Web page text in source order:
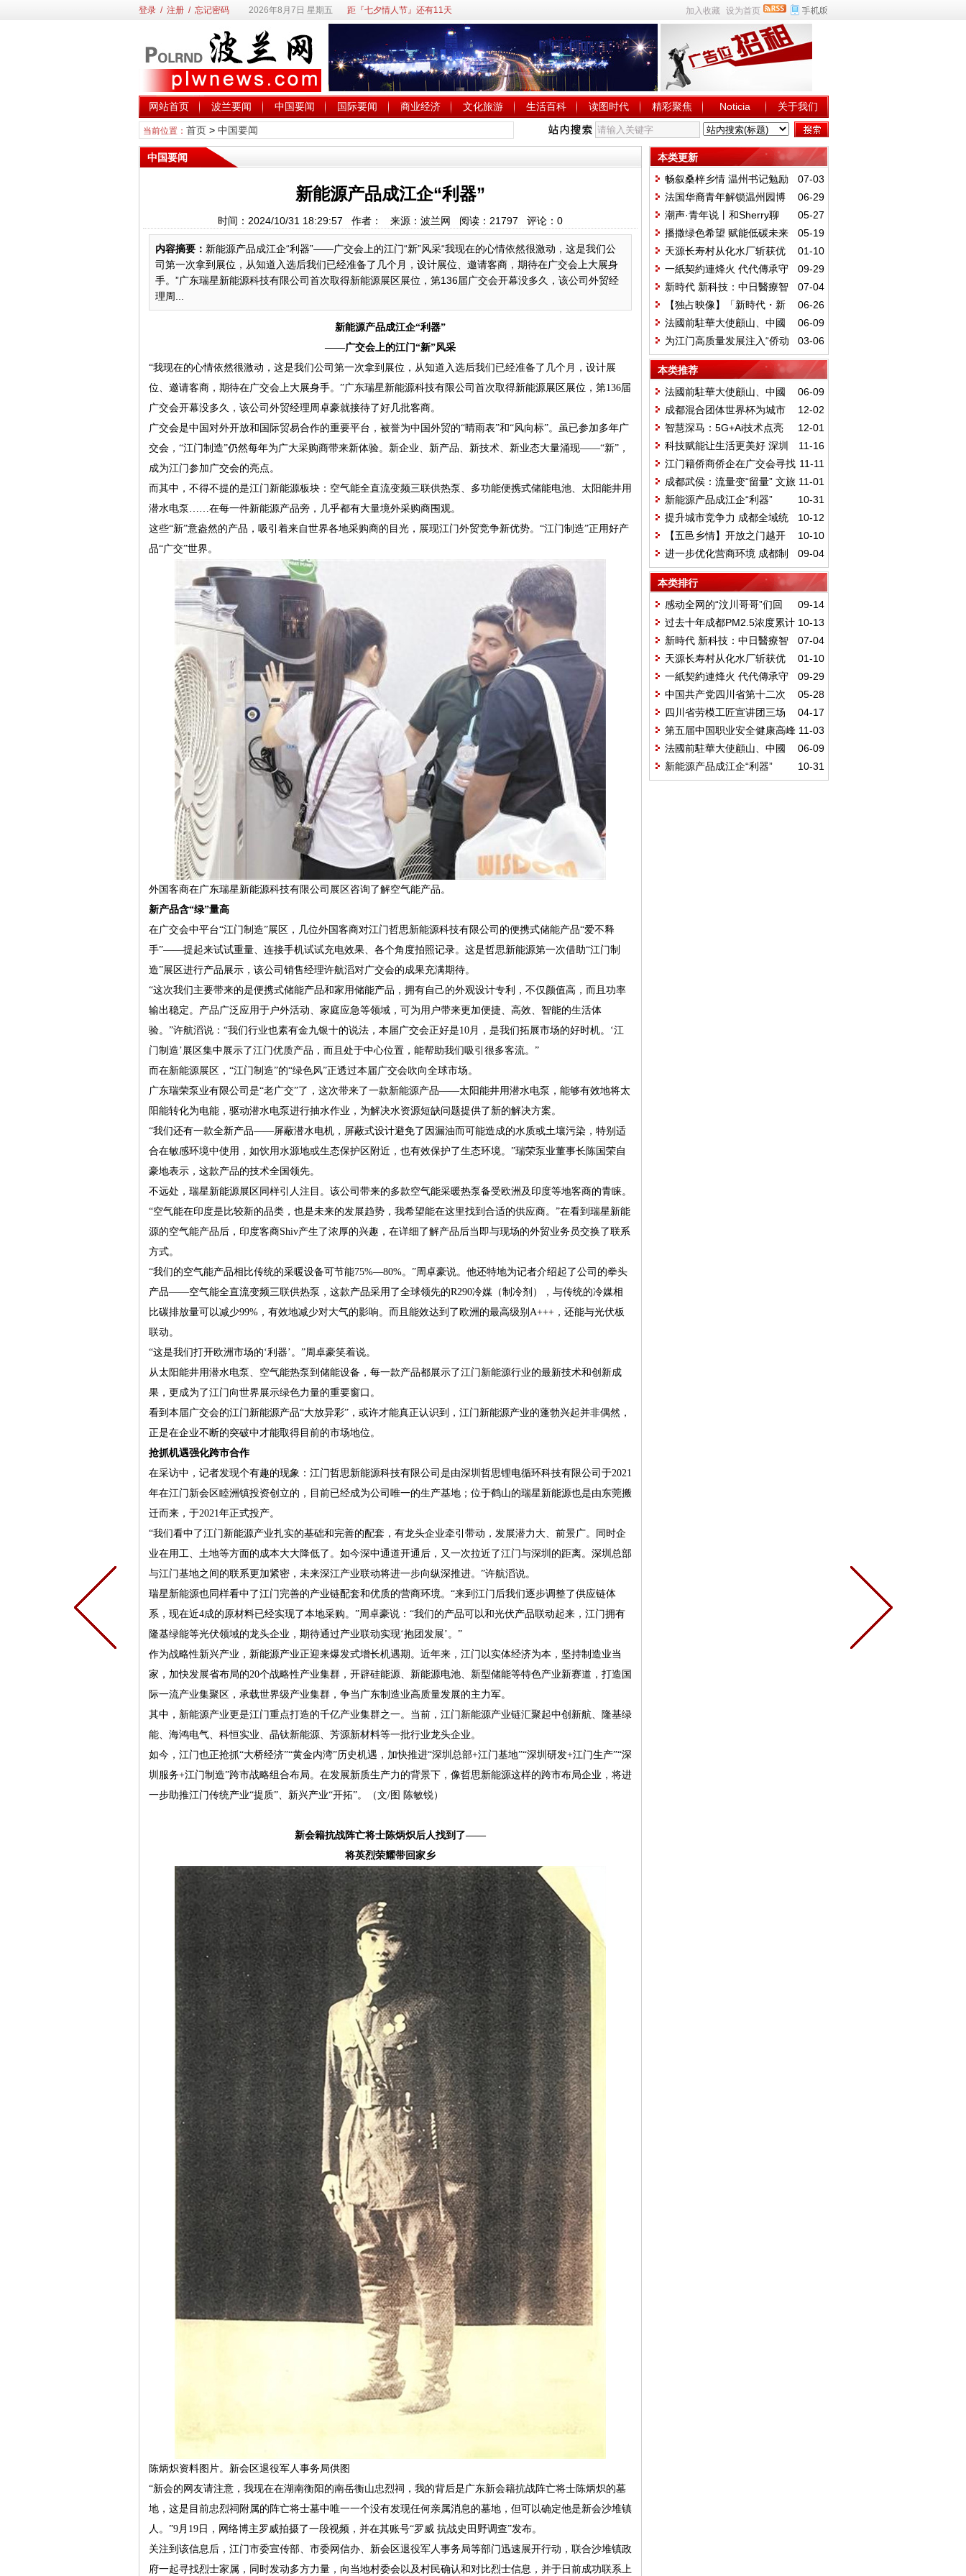
登录/ 注册/ 忘记密码 2026年8月7日 星期五 距『七夕情人节』还有11天 加入收藏 设为首页
网站首页 波兰要闻 中国要闻 国际要闻 商业经济 文化旅游 生活百科 读图时代 精彩聚焦 Noticia 关于我们
当前位置： 首页> 中国要闻
中国要闻
新能源产品成江企“利器”
时间：2024/10/31 18:29:57 作者： 来源：波兰网 阅读： 21797 评论： 0
内容摘要： 新能源产品成江企“利器”——广交会上的江门“新”风采“我现在的心情依然很激动，这是我们公
司第一次拿到展位，从知道入选后我们已经准备了几个月，设计展位、邀请客商，期待在广交会上大展身
手。”广东瑞星新能源科技有限公司首次取得新能源展区展位，第136届广交会开幕没多久，该公司外贸经
理周...
新能源产品成江企“利器”
——广交会上的江门“新”风采
“我现在的心情依然很激动，这是我们公司第一次拿到展位，从知道入选后我们已经准备了几个月，设计展
位、邀请客商，期待在广交会上大展身手。”广东瑞星新能源科技有限公司首次取得新能源展区展位，第136届
广交会开幕没多久，该公司外贸经理周卓豪就接待了好几批客商。
广交会是中国对外开放和国际贸易合作的重要平台，被誉为中国外贸的“晴雨表”和“风向标”。虽已参加多年广
交会，“江门制造”仍然每年为广大采购商带来新体验。新企业、新产品、新技术、新业态大量涌现——“新”，
成为江门参加广交会的亮点。
而其中，不得不提的是江门新能源板块：空气能全直流变频三联供热泵、多功能便携式储能电池、太阳能井用
潜水电泵……在每一件新能源产品旁，几乎都有大量境外采购商围观。
这些“新”意盎然的产品，吸引着来自世界各地采购商的目光，展现江门外贸竞争新优势。“江门制造”正用好产
品“广交”世界。
外国客商在广东瑞星新能源科技有限公司展区咨询了解空气能产品。
新产品含“绿”量高
在广交会中平台“江门制造”展区，几位外国客商对江门哲思新能源科技有限公司的便携式储能产品“爱不释
手”——提起来试试重量、连接手机试试充电效果、各个角度拍照记录。这是哲思新能源第一次借助“江门制
造”展区进行产品展示，该公司销售经理许航滔对广交会的成果充满期待。
“这次我们主要带来的是便携式储能产品和家用储能产品，拥有自己的外观设计专利，不仅颜值高，而且功率
输出稳定。产品广泛应用于户外活动、家庭应急等领域，可为用户带来更加便捷、高效、智能的生活体
验。”许航滔说：“我们行业也素有金九银十的说法，本届广交会正好是10月，是我们拓展市场的好时机。‘江
门制造’展区集中展示了江门优质产品，而且处于中心位置，能帮助我们吸引很多客流。”
而在新能源展区，“江门制造”的“绿色风”正透过本届广交会吹向全球市场。
广东瑞荣泵业有限公司是“老广交”了，这次带来了一款新能源产品——太阳能井用潜水电泵，能够有效地将太
阳能转化为电能，驱动潜水电泵进行抽水作业，为解决水资源短缺问题提供了新的解决方案。
“我们还有一款全新产品——屏蔽潜水电机，屏蔽式设计避免了因漏油而可能造成的水质或土壤污染，特别适
合在敏感环境中使用，如饮用水源地或生态保护区附近，也有效保护了生态环境。”瑞荣泵业董事长陈国荣自
豪地表示，这款产品的技术全国领先。
不远处，瑞星新能源展区同样引人注目。该公司带来的多款空气能采暖热泵备受欧洲及印度等地客商的青睐。
“空气能在印度是比较新的品类，也是未来的发展趋势，我希望能在这里找到合适的供应商。”在看到瑞星新能
源的空气能产品后，印度客商Shiv产生了浓厚的兴趣，在详细了解产品后当即与现场的外贸业务员交换了联系
方式。
“我们的空气能产品相比传统的采暖设备可节能75%—80%。”周卓豪说。他还特地为记者介绍起了公司的拳头
产品——空气能全直流变频三联供热泵，这款产品采用了全球领先的R290冷媒（制冷剂），与传统的冷媒相
比碳排放量可以减少99%，有效地减少对大气的影响。而且能效达到了欧洲的最高级别A+++，还能与光伏板
联动。
“这是我们打开欧洲市场的‘利器’。”周卓豪笑着说。
从太阳能井用潜水电泵、空气能热泵到储能设备，每一款产品都展示了江门新能源行业的最新技术和创新成
果，更成为了江门向世界展示绿色力量的重要窗口。
看到本届广交会的江门新能源产品“大放异彩”，或许才能真正认识到，江门新能源产业的蓬勃兴起并非偶然，
正是在企业不断的突破中才能取得目前的市场地位。
抢抓机遇强化跨市合作
在采访中，记者发现个有趣的现象：江门哲思新能源科技有限公司是由深圳哲思锂电循环科技有限公司于2021
年在江门新会区睦洲镇投资创立的，目前已经成为公司唯一的生产基地；位于鹤山的瑞星新能源也是由东莞搬
迁而来，于2021年正式投产。
“我们看中了江门新能源产业扎实的基础和完善的配套，有龙头企业牵引带动，发展潜力大、前景广。同时企
业在用工、土地等方面的成本大大降低了。如今深中通道开通后，又一次拉近了江门与深圳的距离。深圳总部
与江门基地之间的联系更加紧密，未来深江产业联动将进一步向纵深推进。”许航滔说。
瑞星新能源也同样看中了江门完善的产业链配套和优质的营商环境。“来到江门后我们逐步调整了供应链体
系，现在近4成的原材料已经实现了本地采购。”周卓豪说：“我们的产品可以和光伏产品联动起来，江门拥有
隆基绿能等光伏领域的龙头企业，期待通过产业联动实现‘抱团发展’。”
作为战略性新兴产业，新能源产业正迎来爆发式增长机遇期。近年来，江门以实体经济为本，坚持制造业当
家，加快发展省布局的20个战略性产业集群，开辟硅能源、新能源电池、新型储能等特色产业新赛道，打造国
际一流产业集聚区，承载世界级产业集群，争当广东制造业高质量发展的主力军。
其中，新能源产业更是江门重点打造的千亿产业集群之一。当前，江门新能源产业链汇聚起中创新航、隆基绿
能、海鸿电气、科恒实业、晶钛新能源、芳源新材料等一批行业龙头企业。
如今，江门也正抢抓“大桥经济”“黄金内湾”历史机遇，加快推进“深圳总部+江门基地”“深圳研发+江门生产”“深
圳服务+江门制造”跨市战略组合布局。在发展新质生产力的背景下，像哲思新能源这样的跨市布局企业，将进
一步助推江门传统产业“提质”、新兴产业“开拓”。（文/图 陈敏锐）
新会籍抗战阵亡将士陈炳炽后人找到了——
将英烈荣耀带回家乡
陈炳炽资料图片。新会区退役军人事务局供图
“新会的网友请注意，我现在在湖南衡阳的南岳衡山忠烈祠，我的背后是广东新会籍抗战阵亡将士陈炳炽的墓
地，这是目前忠烈祠附属的阵亡将士墓中唯一一个没有发现任何亲属消息的墓地，但可以确定他是新会沙堆镇
人。”9月19日，网络博主罗威拍摄了一段视频，并在其账号“罗威 抗战史田野调查”发布。
关注到该信息后，江门市委宣传部、市委网信办、新会区退役军人事务局等部门迅速展开行动，联合沙堆镇政
府一起寻找烈士家属，同时发动多方力量，向当地村委会以及村民确认和对比烈士信息，并于日前成功联系上
本类更新
07-03
畅叙桑梓乡情 温州书记勉励
侨青共建“世界的温州”
06-29
法国华裔青年解锁温州园博
园，把家乡美景打包带回法国朋友
圈
05-27
潮声·青年说丨和Sherry聊
聊“成为中国人”
05-19
播撒绿色希望 赋能低碳未来
华电新能盐源公司开展绿色能源科
普研学活动
01-10
天源长寿村从化水厂斩获优
质矿泉水采矿权
09-29
一紙契約連烽火 代代傳承守
僑心
07-04
新時代 新科技：中日醫療智
領康複康養西安論壇成功舉行
06-26
【独占映像】「新時代・新
技術：日中医療智能技術によるリ
ハJn14;リテ一ション&ウエルネス
革新西安フォーラム」が盛大に開
幕
06-09
法國前駐華大使顧山、中國
前駐法國大使趙進軍一行在波龍堡
酒莊與中國藝術家徐裏深入交流
03-06
为江门高质量发展注入“侨动
力”
本类推荐
06-09
法國前駐華大使顧山、中國
前駐法國大使趙進軍一行在波龍堡
酒莊與中國藝術家徐裏深入交流
12-02
成都混合团体世界杯为城市
带来新活力
12-01
智慧深马：5G+Ai技术点亮
2024深圳马拉松
11-16
科技赋能让生活更美好 深圳
低空经济应用焕发生机
11-11
江门籍侨商侨企在广交会寻找
更多合作商机
11-01
成都武侯：流量变“留量” 文旅
融合激发新活力
10-31
新能源产品成江企“利器”
10-12
提升城市竞争力 成都全域统
筹“三中心一基地”核心功能空间布局
10-10
【五邑乡情】开放之门越开
越大 侨都窗口越“侨”越美
09-04
进一步优化营商环境 成都制
定惠企政策全生命周期管理办法
本类排行
09-14
感动全网的“汶川哥哥”们回
家：这是我们应该做的
10-13
过去十年成都PM2.5浓度累计
下降58个百分点
07-04
新時代 新科技：中日醫療智
領康複康養西安論壇成功舉行
01-10
天源长寿村从化水厂斩获优
质矿泉水采矿权
09-29
一紙契約連烽火 代代傳承守
僑心
05-28
中国共产党四川省第十二次
代表大会在成都开幕
04-17
四川省劳模工匠宣讲团三场
线上宣讲观看人数超百万
11-03
第五届中国职业安全健康高峰
论坛暨第四届东北亚（吉林）安全
应急产业博览会开幕
06-09
法國前駐華大使顧山、中國
前駐法國大使趙進軍一行在波龍堡
酒莊與中國藝術家徐裏深入交流
10-31
新能源产品成江企“利器”